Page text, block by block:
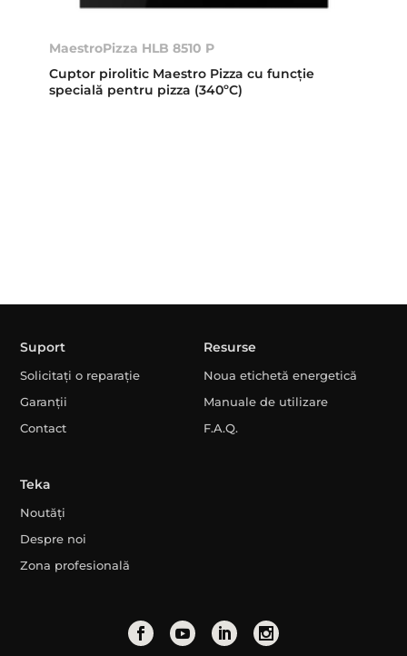
MaestroPizza HLB 8510 P
Cuptor pirolitic Maestro Pizza cu funcție
specială pentru pizza (340ºC)
Suport
Solicitați o reparație
Garanții
Contact
Resurse
Noua etichetă energetică
Manuale de utilizare
F.A.Q.
Teka
Noutăți
Despre noi
Zona profesională